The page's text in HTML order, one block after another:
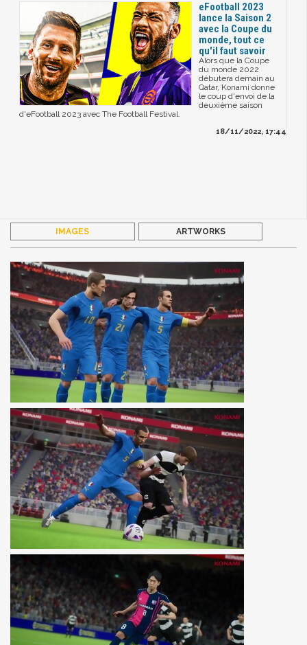
eFootball 2023
lance la Saison 2
avec la Coupe du
monde, tout ce
qu'il faut savoir
Alors que la Coupe
du monde 2022
débutera demain au
Qatar, Konami donne
le coup d'envoi de la
deuxième saison
d'eFootball 2023 avec The Football Festival.
18/11/2022, 17:44
IMAGES ARTWORKS